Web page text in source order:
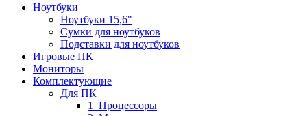
Ноутбуки
Ноутбуки 15,6"
Сумки для ноутбуков
Подставки для ноутбуков
Игровые ПК
Мониторы
Комплектующие
Для ПК
1_Процессоры